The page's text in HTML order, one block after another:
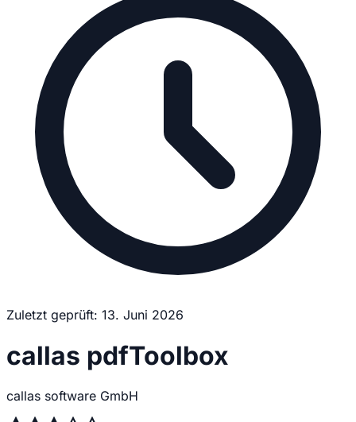
Zuletzt geprüft: 13. Juni 2026
callas pdfToolbox
callas software GmbH